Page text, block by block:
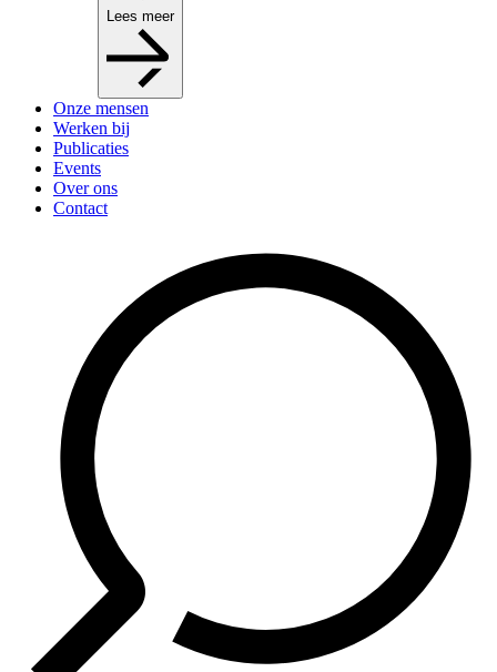
Lees meer
Onze mensen
Werken bij
Publicaties
Events
Over ons
Contact